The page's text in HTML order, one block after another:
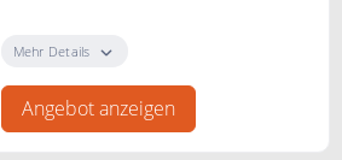
ausgewählte Artikel
Mehr Details
Angebot anzeigen